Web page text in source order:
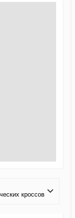
кроссов